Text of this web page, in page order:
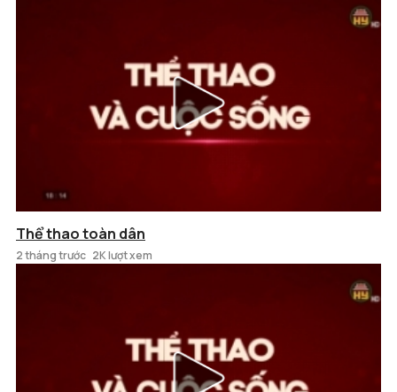
Thể thao toàn dân
2 tháng trước 2K lượt xem